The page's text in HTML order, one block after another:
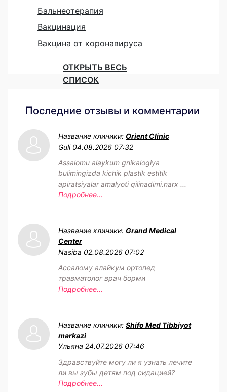
Бальнеотерапия
Вакцинация
Вакцина от коронавируса
ОТКРЫТЬ ВЕСЬ
СПИСОК
Последние отзывы и комментарии
Название клиники: Orient Clinic
Guli 04.08.2026 07:32
Assalomu alaykum gnikalogiya
bulimingizda kichik plastik estitik
apiratsiyalar amalyoti qilinadimi.narx ...
Подробнее...
Название клиники: Grand Medical
Center
Nasiba 02.08.2026 07:02
Ассалому алайкум ортопед
травматолог врач борми
Подробнее...
Название клиники: Shifo Med Tibbiyot
markazi
Ульяна 24.07.2026 07:46
Здравствуйте могу ли я узнать лечите
ли вы зубы детям под сидацией?
Подробнее...